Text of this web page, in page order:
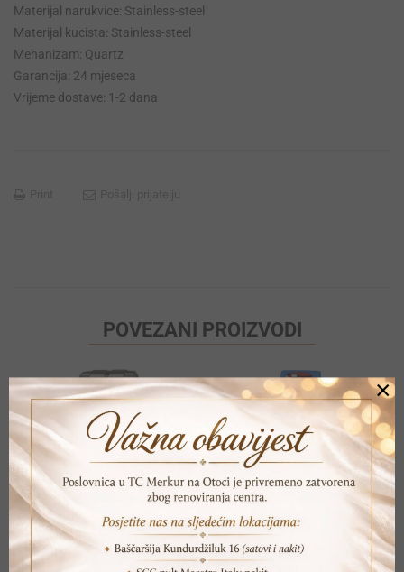
Materijal narukvice: Stainless-steel
Materijal kucista: Stainless-steel
Mehanizam: Quartz
Garancija: 24 mjeseca
Vrijeme dostave: 1-2 dana
POVEZANI PROIZVODI
×